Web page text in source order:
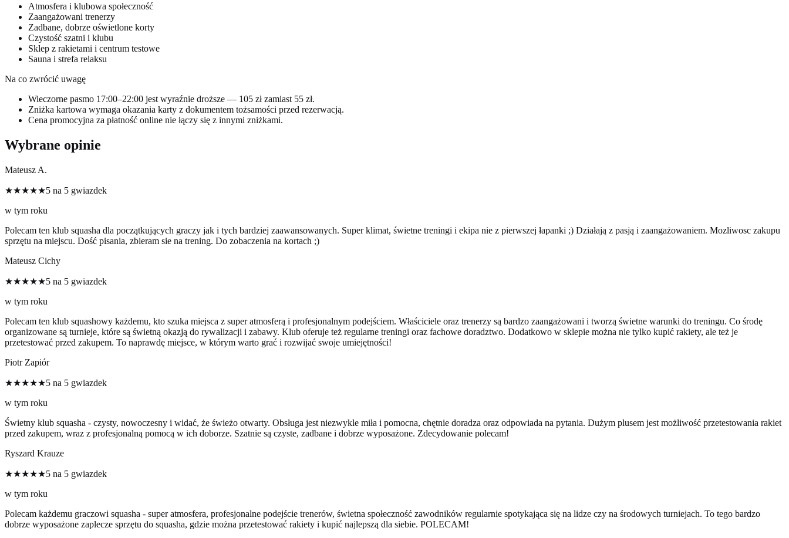
Atmosfera i klubowa społeczność
Zaangażowani trenerzy
Zadbane, dobrze oświetlone korty
Czystość szatni i klubu
Sklep z rakietami i centrum testowe
Sauna i strefa relaksu
Na co zwrócić uwagę
Wieczorne pasmo 17:00–22:00 jest wyraźnie droższe — 105 zł zamiast 55 zł.
Zniżka kartowa wymaga okazania karty z dokumentem tożsamości przed rezerwacją.
Cena promocyjna za płatność online nie łączy się z innymi zniżkami.
Wybrane opinie
Mateusz A.
★★★★★5 na 5 gwiazdek
w tym roku
Polecam ten klub squasha dla początkujących graczy jak i tych bardziej zaawansowanych. Super klimat, świetne treningi i ekipa nie z pierwszej łapanki ;) Działają z pasją i zaangażowaniem. Mozliwosc zakupu
sprzętu na miejscu. Dość pisania, zbieram sie na trening. Do zobaczenia na kortach ;)
Mateusz Cichy
★★★★★5 na 5 gwiazdek
w tym roku
Polecam ten klub squashowy każdemu, kto szuka miejsca z super atmosferą i profesjonalnym podejściem. Właściciele oraz trenerzy są bardzo zaangażowani i tworzą świetne warunki do treningu. Co środę
organizowane są turnieje, które są świetną okazją do rywalizacji i zabawy. Klub oferuje też regularne treningi oraz fachowe doradztwo. Dodatkowo w sklepie można nie tylko kupić rakiety, ale też je
przetestować przed zakupem. To naprawdę miejsce, w którym warto grać i rozwijać swoje umiejętności!
Piotr Zapiór
★★★★★5 na 5 gwiazdek
w tym roku
Świetny klub squasha - czysty, nowoczesny i widać, że świeżo otwarty. Obsługa jest niezwykle miła i pomocna, chętnie doradza oraz odpowiada na pytania. Dużym plusem jest możliwość przetestowania rakiet
przed zakupem, wraz z profesjonalną pomocą w ich doborze. Szatnie są czyste, zadbane i dobrze wyposażone. Zdecydowanie polecam!
Ryszard Krauze
★★★★★5 na 5 gwiazdek
w tym roku
Polecam każdemu graczowi squasha - super atmosfera, profesjonalne podejście trenerów, świetna społeczność zawodników regularnie spotykająca się na lidze czy na środowych turniejach. To tego bardzo
dobrze wyposażone zaplecze sprzętu do squasha, gdzie można przetestować rakiety i kupić najlepszą dla siebie. POLECAM!